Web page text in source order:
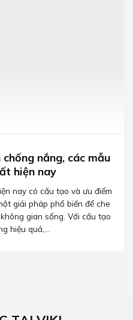
nắng, các mẫu
hiện nay
nay có cấu tạo và ưu điểm
giải pháp phổ biến để che
gian sống. Với cấu tạo
hiệu quả,...